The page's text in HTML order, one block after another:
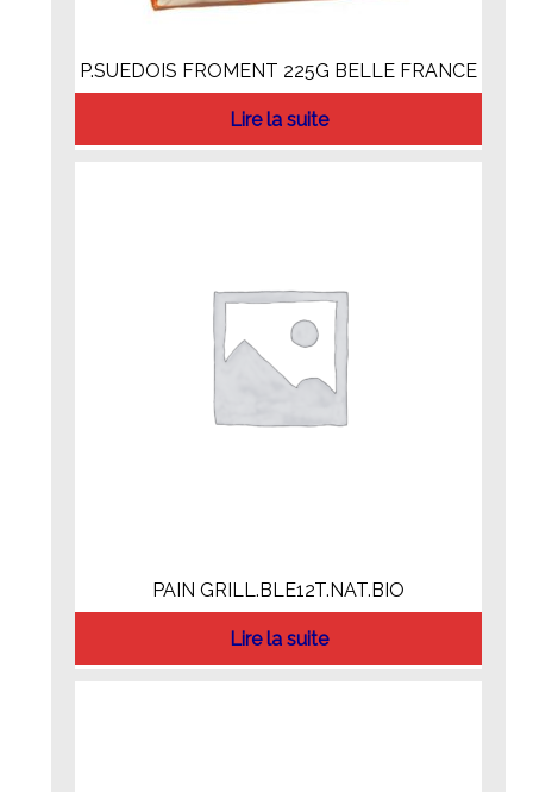
P.SUEDOIS FROMENT 225G BELLE FRANCE
Lire la suite
PAIN GRILL.BLE12T.NAT.BIO
Lire la suite